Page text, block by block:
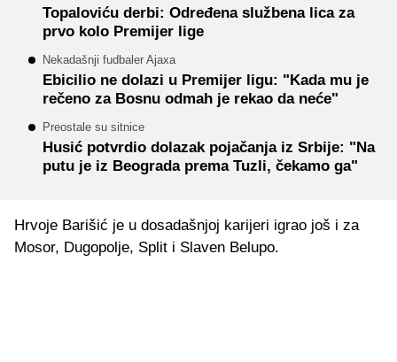
Topaloviću derbi: Određena službena lica za
prvo kolo Premijer lige
Nekadašnji fudbaler Ajaxa
Ebicilio ne dolazi u Premijer ligu: "Kada mu je
rečeno za Bosnu odmah je rekao da neće"
Preostale su sitnice
Husić potvrdio dolazak pojačanja iz Srbije: "Na
putu je iz Beograda prema Tuzli, čekamo ga"
Hrvoje Barišić je u dosadašnjoj karijeri igrao još i za
Mosor, Dugopolje, Split i Slaven Belupo.